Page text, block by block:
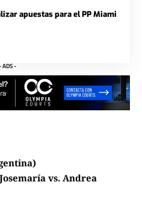
apuestas para el PP Miami
ADS -
vs. Andrea